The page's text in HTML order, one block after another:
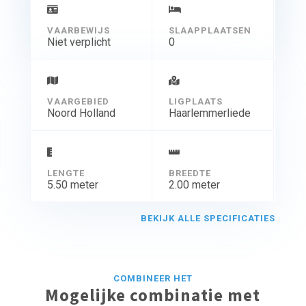
VAARBEWIJS
Niet verplicht
SLAAPPLAATSEN
0
VAARGEBIED
Noord Holland
LIGPLAATS
Haarlemmerliede
LENGTE
5.50 meter
BREEDTE
2.00 meter
BEKIJK ALLE SPECIFICATIES
COMBINEER HET
Mogelijke combinatie met